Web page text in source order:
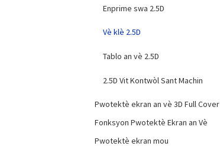
Enprime swa 2.5D
Vè klè 2.5D
Tablo an vè 2.5D
2.5D Vit Kontwòl Sant Machin
Pwotektè ekran an vè 3D Full Cover
Fonksyon Pwotektè Ekran an Vè
Pwotektè ekran mou